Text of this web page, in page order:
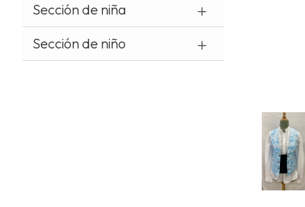
Sección de niña
Sección de niño